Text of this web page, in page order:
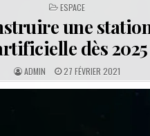
POSTED
IN
ESPACE
une
dès 2025
A
U
T
ADMIN P
U
B
27 FÉVRIER 2021